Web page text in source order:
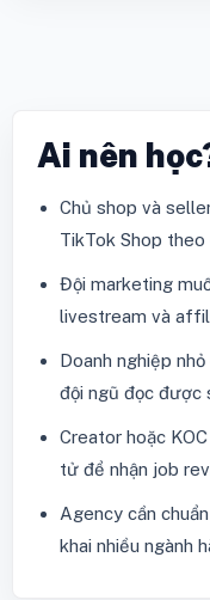
Ai nên
Chủ shop và
TikTok Shop theo
Đội marketing
livestream và
Doanh nghiệp
đội ngũ đọc được
Creator hoặc
tử để nhận job
Agency cần
khai nhiều ngành